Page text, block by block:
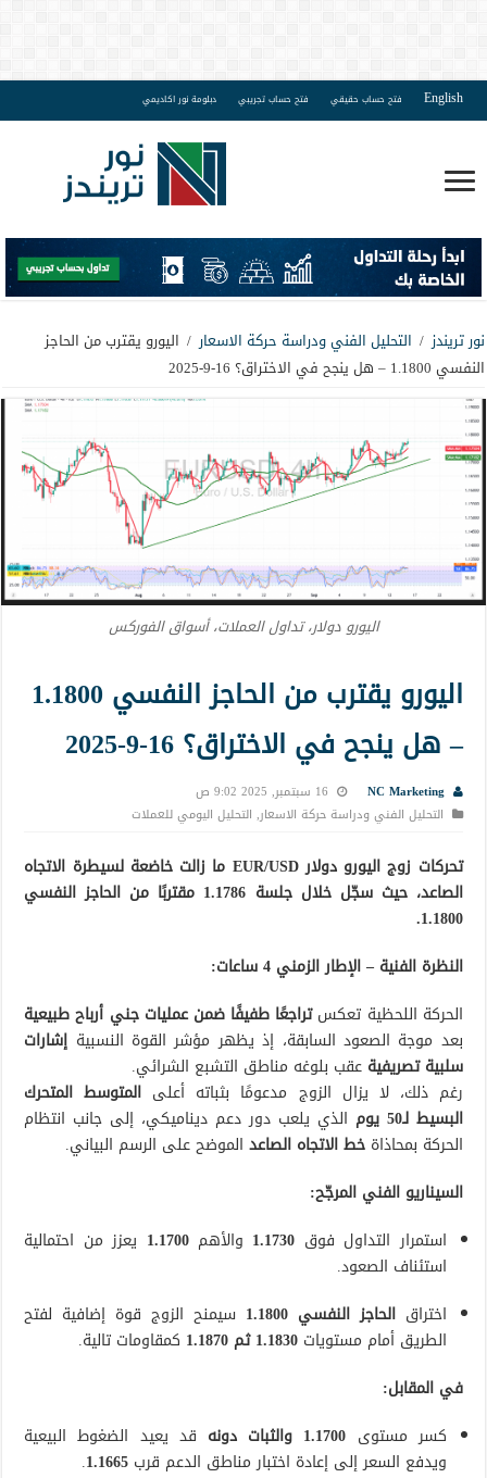
English فتح حساب حقيقي فتح حساب تجريبي دبلومة نور اكاديمي
نور تريندز / التحليل الفني ودراسة حركة الاسعار / اليورو يقترب من الحاجز
النفسي 1.1800 – هل ينجح في الاختراق؟ 16-9-2025
اليورو دولار، تداول العملات، أسواق الفوركس
اليورو يقترب من الحاجز النفسي 1.1800
– هل ينجح في الاختراق؟ 16-9-2025
NC Marketing
16 سبتمبر, 2025 9:02 ص
التحليل الفني ودراسة حركة الاسعار, التحليل اليومي للعملات
تحركات زوج اليورو دولار EUR/USD ما زالت خاضعة لسيطرة الاتجاه
الصاعد، حيث سجّل خلال جلسة 1.1786 مقتربًا من الحاجز النفسي
1.1800.
النظرة الفنية – الإطار الزمني 4 ساعات:
الحركة اللحظية تعكستراجعًا طفيفًا ضمن عمليات جني أرباح طبيعية
بعد موجة الصعود السابقة، إذ يظهر مؤشر القوة النسبية إشارات
سلبية تصريفية عقب بلوغه مناطق التشبع الشرائي.
رغم ذلك، لا يزال الزوج مدعومًا بثباته أعلى المتوسط المتحرك
البسيط لـ50 يوم
الذي يلعب دور دعم ديناميكي، إلى جانب انتظام
الحركة بمحاذاةخط الاتجاه الصاعد الموضح على الرسم البياني.
السيناريو الفني المرجّح:
استمرار التداول فوق 1.1730 والأهم1.1700 يعزز من احتمالية
استئناف الصعود.
اختراقالحاجز النفسي 1.1800
سيمنح الزوج قوة إضافية لفتح
الطريق أمام مستويات1.1830 ثم 1.1870
كمقاومات تالية.
في المقابل:
كسر مستوى 1.1700 والثبات دونه
قد يعيد الضغوط البيعية
ويدفع السعر إلى إعادة اختبار مناطق الدعم قرب1.1665
.